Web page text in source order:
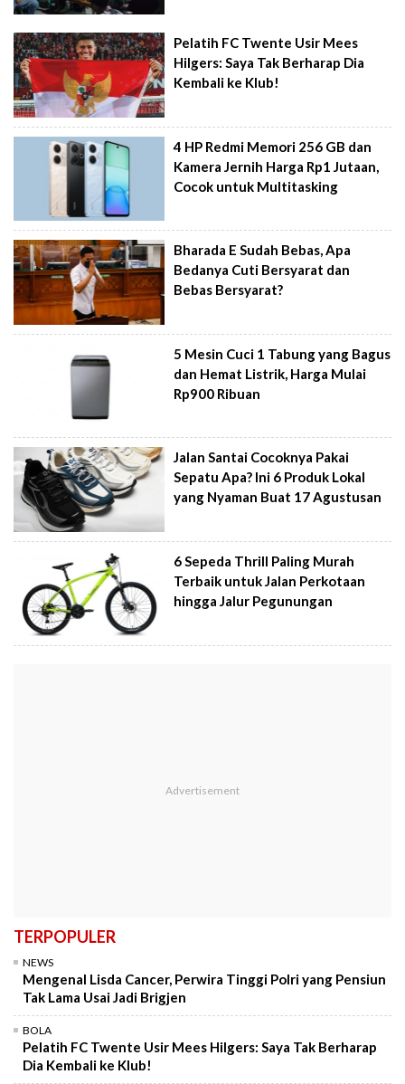
Pelatih FC Twente Usir Mees
Hilgers: Saya Tak Berharap Dia
Kembali ke Klub!
4 HP Redmi Memori 256 GB dan
Kamera Jernih Harga Rp1 Jutaan,
Cocok untuk Multitasking
Bharada E Sudah Bebas, Apa
Bedanya Cuti Bersyarat dan
Bebas Bersyarat?
5 Mesin Cuci 1 Tabung yang Bagus
dan Hemat Listrik, Harga Mulai
Rp900 Ribuan
Jalan Santai Cocoknya Pakai
Sepatu Apa? Ini 6 Produk Lokal
yang Nyaman Buat 17 Agustusan
6 Sepeda Thrill Paling Murah
Terbaik untuk Jalan Perkotaan
hingga Jalur Pegunungan
TERPOPULER
NEWS
Mengenal Lisda Cancer, Perwira Tinggi Polri yang Pensiun
Tak Lama Usai Jadi Brigjen
BOLA
Pelatih FC Twente Usir Mees Hilgers: Saya Tak Berharap
Dia Kembali ke Klub!